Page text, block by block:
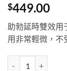
$449.00
助勃延時雙效用
用非常輕微，不